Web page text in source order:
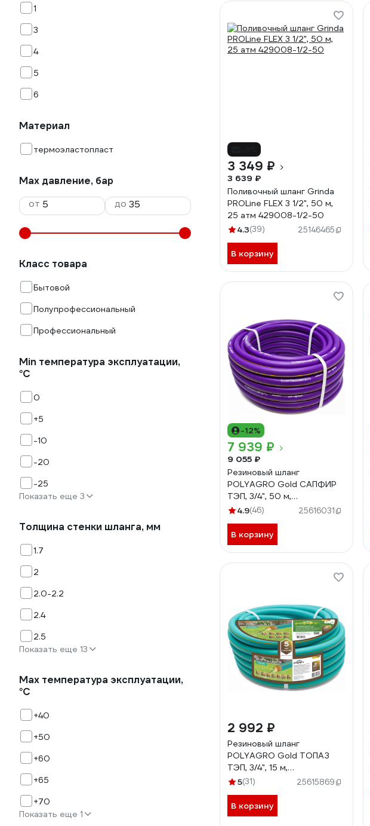
1
3
4
5
6
Материал
термоэластопласт
Max давление, бар
от
до
Класс товара
Бытовой
Полупрофессиональный
Профессиональный
Min температура эксплуатации,
°С
0
+5
-10
-20
-25
Показать еще 3
Толщина стенки шланга, мм
1.7
2
2.0-2.2
2.4
2.5
Показать еще 13
Мах температура эксплуатации,
°С
+40
+50
+60
+65
+70
Показать еще 1
3 349 ₽
3 639 ₽
Поливочный шланг Grinda
PROLine FLEX 3 1/2", 50 м,
25 атм 429008-1/2-50
4.3(39) 25146465
В корзину
-12%
7 939 ₽
9 055 ₽
Резиновый шланг
POLYAGRO Gold САПФИР
ТЭП, 3/4", 50 м,
армированный,
морозостойкий 7559750
4.9(46) 25616031
В корзину
2 992 ₽
Резиновый шланг
POLYAGRO Gold ТОПАЗ
ТЭП, 3/4", 15 м,
армированный,
морозостойкий 7559515
5(31) 25615869
В корзину